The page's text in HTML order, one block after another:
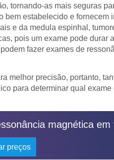
tornando-as mais seguras
estabelecido e
e da medula espinhal,
pois um exame pode durar
fazer exames de
melhor precisão, portanto,
para determinar qual
magnética
preços